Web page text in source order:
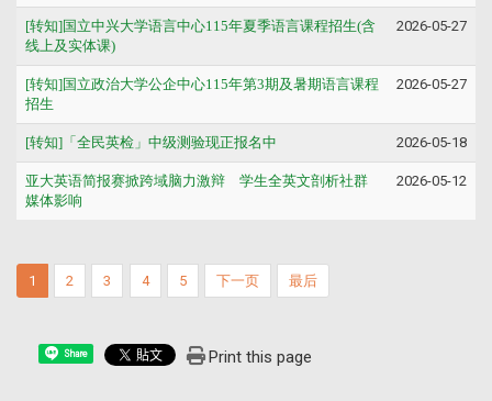
[转知]国立中兴大学语言中心115年夏季语言课程招生(含
线上及实体课)
2026-05-27
[转知]国立政治大学公企中心115年第3期及暑期语言课程
招生
2026-05-27
[转知]「全民英检」中级测验现正报名中 2026-05-18
亚大英语简报赛掀跨域脑力激辩 学生全英文剖析社群
媒体影响
2026-05-12
1 2 3 4 5 下一页 最后
Share Print this page